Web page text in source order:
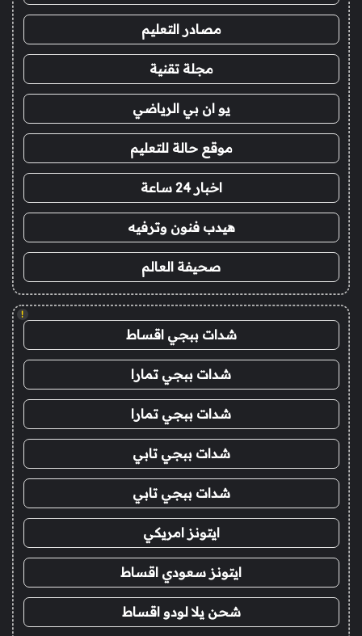
مصادر التعليم
مجلة تقنية
يو ان بي الرياضي
موقع حالة للتعليم
اخبار 24 ساعة
هيدب فنون وترفيه
صحيفة العالم
!
شدات ببجي اقساط
شدات ببجي تمارا
شدات ببجي تمارا
شدات ببجي تابي
شدات ببجي تابي
ايتونز امريكي
ايتونز سعودي اقساط
شحن يلا لودو اقساط